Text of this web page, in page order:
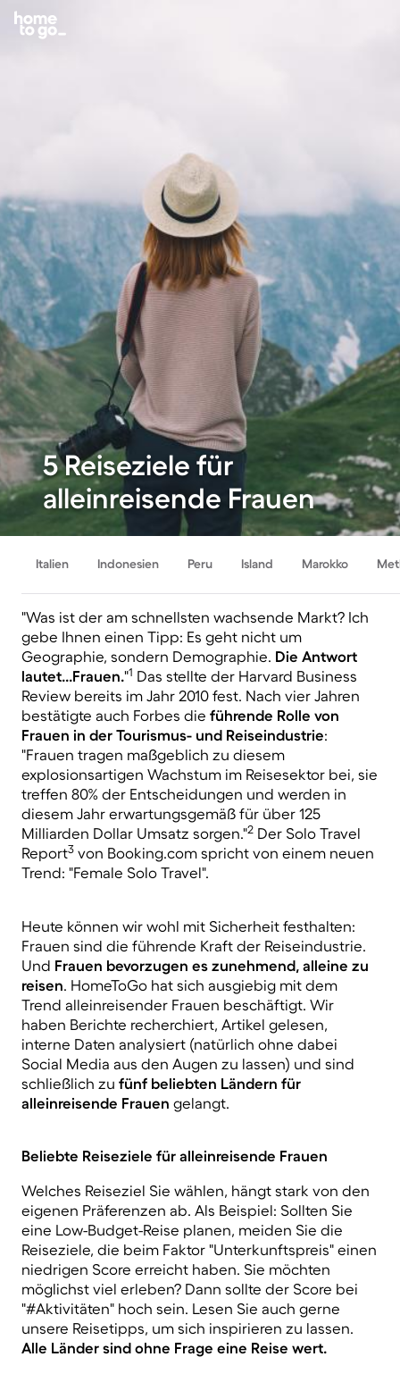
5 Reiseziele für
alleinreisende Frauen
Italien Indonesien Peru Island Marokko
"Was ist der am schnellsten wachsende Markt? Ich
gebe Ihnen einen Tipp: Es geht nicht um
Geographie, sondern Demographie. Die Antwort
lautet...Frauen."1 Das stellte der Harvard Business
Review bereits im Jahr 2010 fest. Nach vier Jahren
bestätigte auch Forbes die führende Rolle von
Frauen in der Tourismus- und Reiseindustrie:
"Frauen tragen maßgeblich zu diesem
explosionsartigen Wachstum im Reisesektor bei, sie
treffen 80% der Entscheidungen und werden in
diesem Jahr erwartungsgemäß für über 125
Milliarden Dollar Umsatz sorgen."2 Der Solo Travel
Report3 von Booking.com spricht von einem neuen
Trend: "Female Solo Travel".
Heute können wir wohl mit Sicherheit festhalten:
Frauen sind die führende Kraft der Reiseindustrie.
Und Frauen bevorzugen es zunehmend, alleine zu
reisen. HomeToGo hat sich ausgiebig mit dem
Trend alleinreisender Frauen beschäftigt. Wir
haben Berichte recherchiert, Artikel gelesen,
interne Daten analysiert (natürlich ohne dabei
Social Media aus den Augen zu lassen) und sind
schließlich zu fünf beliebten Ländern für
alleinreisende Frauen gelangt.
Beliebte Reiseziele für alleinreisende Frauen
Welches Reiseziel Sie wählen, hängt stark von den
eigenen Präferenzen ab. Als Beispiel: Sollten Sie
eine Low-Budget-Reise planen, meiden Sie die
Reiseziele, die beim Faktor "Unterkunftspreis" einen
niedrigen Score erreicht haben. Sie möchten
möglichst viel erleben? Dann sollte der Score bei
"#Aktivitäten" hoch sein. Lesen Sie auch gerne
unsere Reisetipps, um sich inspirieren zu lassen.
Alle Länder sind ohne Frage eine Reise wert.